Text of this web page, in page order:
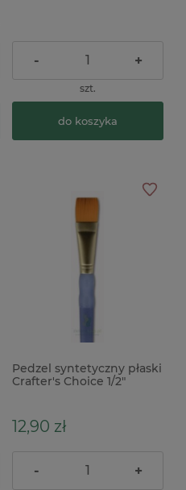
- +
szt.
do koszyka
Pedzel syntetyczny płaski
Crafter's Choice 1/2"
12,90 zł
- +